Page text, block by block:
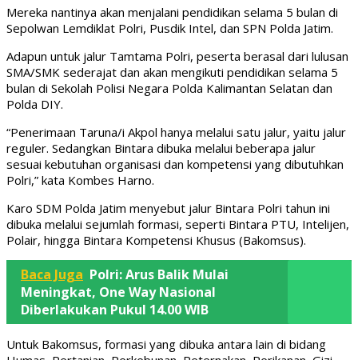
Mereka nantinya akan menjalani pendidikan selama 5 bulan di
Sepolwan Lemdiklat Polri, Pusdik Intel, dan SPN Polda Jatim.
Adapun untuk jalur Tamtama Polri, peserta berasal dari lulusan
SMA/SMK sederajat dan akan mengikuti pendidikan selama 5
bulan di Sekolah Polisi Negara Polda Kalimantan Selatan dan
Polda DIY.
“Penerimaan Taruna/i Akpol hanya melalui satu jalur, yaitu jalur
reguler. Sedangkan Bintara dibuka melalui beberapa jalur
sesuai kebutuhan organisasi dan kompetensi yang dibutuhkan
Polri,” kata Kombes Harno.
Karo SDM Polda Jatim menyebut jalur Bintara Polri tahun ini
dibuka melalui sejumlah formasi, seperti Bintara PTU, Intelijen,
Polair, hingga Bintara Kompetensi Khusus (Bakomsus).
Baca Juga Polri: Arus Balik Mulai
Meningkat, One Way Nasional
Diberlakukan Pukul 14.00 WIB
Untuk Bakomsus, formasi yang dibuka antara lain di bidang